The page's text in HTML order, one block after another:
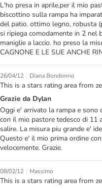
L'ho presa in aprile,per il mio
biscottino sulla rampa ha
del patio. ottimo legno, robusta
si ripiega comodamente in 2 nel
maniglie a laccio. ho preso la
CAGNONE E LE SUE ANCHE
26/04/12 | Diana Bondonno
This is a stars rating area from
Grazie da Dylan
Oggi e' arrivato la rampa e
con il mio pastore tedesco di 11
salire. La misura piu grande e'
Questo e' il mio prima ordine
velocemente. Grazie.
08/02/12 | Massimo
This is a stars rating area from